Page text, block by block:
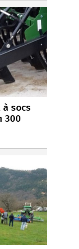
socs
300